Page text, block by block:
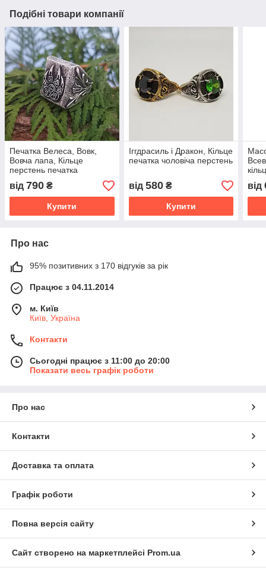
Подібні товари компанії
Печатка Велеса, Вовк,
Вовча лапа, Кільце
перстень печатка
від 790 ₴
Купити
Іггдрасиль і Дракон, Кільце
печатка чоловіча перстень
від 580₴
Купити
від
Про нас
95% позитивних з 170 відгуків за рік
Працює з 04.11.2014
м. Київ
Київ, Україна
Контакти
Сьогодні працює з 11:00 до 20:00
Показати весь графік роботи
Про нас
Контакти
Доставка та оплата
Графік роботи
Повна версія сайту
Сайт створено на маркетплейсі Prom.ua